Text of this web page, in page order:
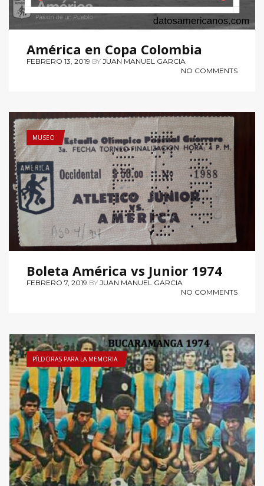
América en Copa Colombia
FEBRERO 13, 2019 BY JUAN MANUEL GARCIA
NO COMMENTS
MUSEO
Boleta América vs Junior 1974
FEBRERO 7, 2019 BY JUAN MANUEL GARCIA
NO COMMENTS
PÍLDORAS PARA LA MEMORIA